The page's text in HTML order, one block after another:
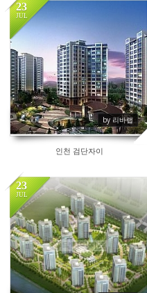
23
JUL
by 리바랩
인천 검단자이
23
JUL
80